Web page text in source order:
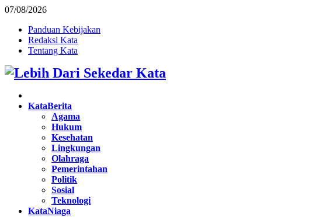
07/08/2026
Panduan Kebijakan
Redaksi Kata
Tentang Kata
Facebook
Twitter
Instagram
Pinterest
Youtube
KataBerita
Agama
Hukum
Kesehatan
Lingkungan
Olahraga
Pemerintahan
Politik
Sosial
Teknologi
KataNiaga